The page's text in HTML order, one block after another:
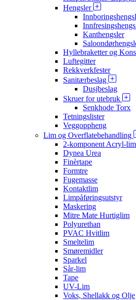
Hengsler
Kanthengsler
Hyllebraketter og
Luftegitter
Rekkverkfester
Sanitærbeslag
Dusjbeslag
Skruer for utebruk
Senkhode Torx
Tetningslister
Veggoppheng
Lim og Overflatebehandling
2-komponent Acryl-lim
Dynea Urea
Finèrtape
Formtre
Fugemasse
Kontaktlim
Limpåføringsutstyr
Maskering
Mitre Mate Hurtiglim
Polyurethan
PVAC Hvitlim
Smeltelim
Smøremidler
Sparkel
Sår-lim
Tape
UV-Lim
Voks, Shellakk og Olje